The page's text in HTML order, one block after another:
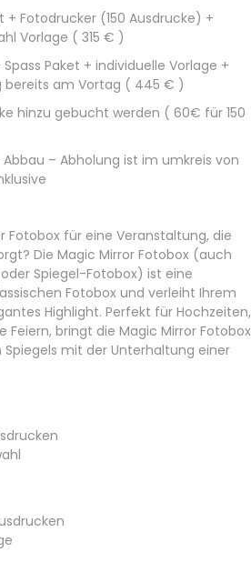
+ Fotodrucker (150 Ausdrucke) +
Vorlage ( 315 € )
Paket + individuelle Vorlage +
bereits am Vortag ( 445 € )
hinzu gebucht werden ( 60€ für 150
– Abholung ist im umkreis von
Fotobox für eine Veranstaltung, die
Die Magic Mirror Fotobox (auch
Spiegel-Fotobox) ist eine
Fotobox und verleiht Ihrem
Highlight. Perfekt für Hochzeiten,
Feiern, bringt die Magic Mirror Fotobox
Spiegels mit der Unterhaltung einer